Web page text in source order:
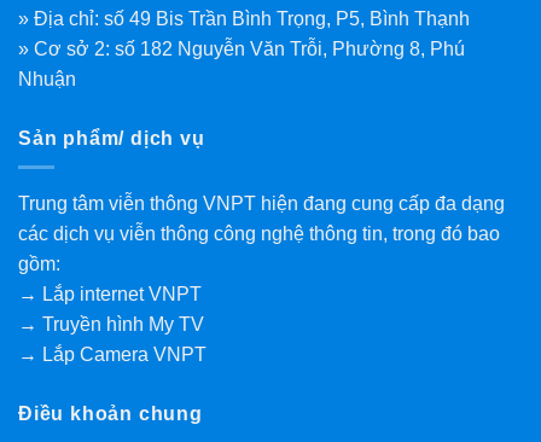
» Địa chỉ: số 49 Bis Trần Bình Trọng, P5, Bình Thạnh
» Cơ sở 2: số 182 Nguyễn Văn Trỗi, Phường 8, Phú
Nhuận
Sản phẩm/ dịch vụ
Trung tâm viễn thông VNPT hiện đang cung cấp đa dạng
các dịch vụ viễn thông công nghệ thông tin, trong đó bao
gồm:
→ Lắp internet VNPT
→ Truyền hình My TV
→ Lắp Camera VNPT
Điều khoản chung